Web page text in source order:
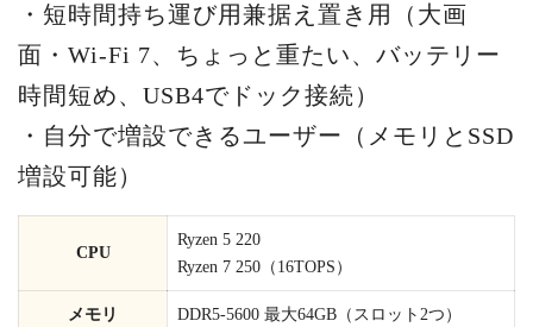
・短時間持ち運び用兼据え置き用（大画
面・Wi-Fi 7、ちょっと重たい、バッテリー
時間短め、USB4でドック接続）
・自分で増設できるユーザー（メモリとSSD
増設可能）
CPU
Ryzen 5 220
Ryzen 7 250（16TOPS）
メモリ DDR5-5600 最大64GB（スロット2つ）